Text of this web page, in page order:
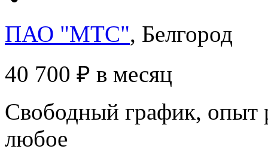
ПАО "МТС", Белгород
40 700 ₽ в месяц
Свободный график, опыт
любое